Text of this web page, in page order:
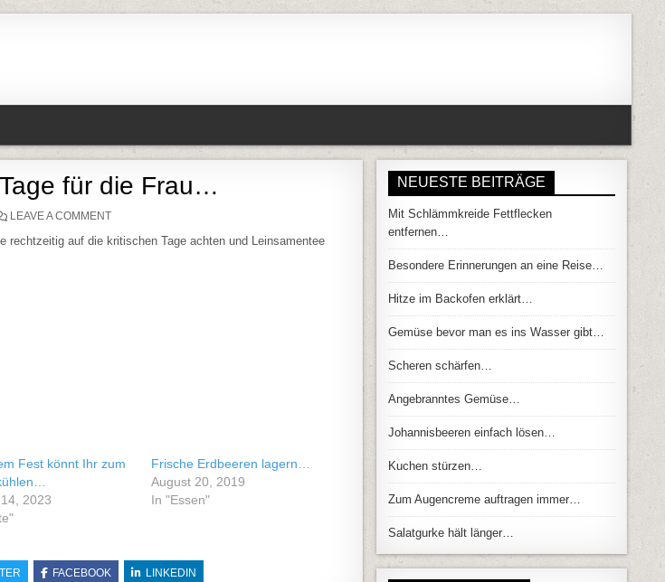
für die Frau…
LEAVE A COMMENTON KRITISCHE TAGE FÜR DIE FRAU…
rechtzeitig auf die kritischen Tage achten und Leinsamentee
Fest könnt Ihr zum
2023
Frische Erdbeeren lagern…
August 20, 2019
In "Essen"
FACEBOOK LINKEDIN
NEUESTE BEITRÄGE
Mit Schlämmkreide Fettflecken
entfernen…
Besondere Erinnerungen an eine Reise…
Hitze im Backofen erklärt…
Gemüse bevor man es ins Wasser gibt…
Scheren schärfen…
Angebranntes Gemüse…
Johannisbeeren einfach lösen…
Kuchen stürzen…
Zum Augencreme auftragen immer…
Salatgurke hält länger…